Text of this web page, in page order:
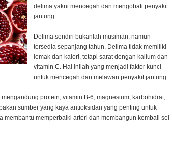
delima yakni mencegah dan mengobati penyakit
jantung.
Delima sendiri bukanlah musiman, namun
tersedia sepanjang tahun. Delima tidak memiliki
lemak dan kalori, tetapi sarat dengan kalium dan
vitamin C. Hal inilah yang menjadi faktor kunci
untuk mencegah dan melawan penyakit jantung.
protein, vitamin B-6, magnesium, karbohidrat,
sumber yang kaya antioksidan yang penting untuk
membantu memperbaiki arteri dan membangun kembali sel-